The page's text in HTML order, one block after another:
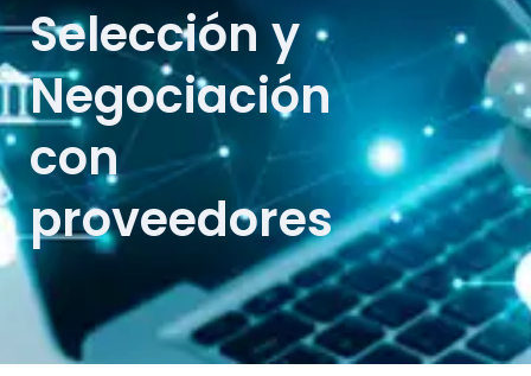
Selección y
Negociación
con
proveedores